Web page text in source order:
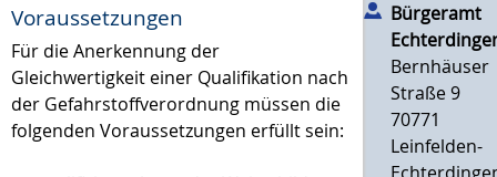
Voraussetzungen
Für die Anerkennung der
Gleichwertigkeit einer Qualifikation nach
der Gefahrstoffverordnung müssen die
folgenden Voraussetzungen erfüllt sein:
Bürgeramt
Bernhäuser
Straße 9
70771
Leinfelden-